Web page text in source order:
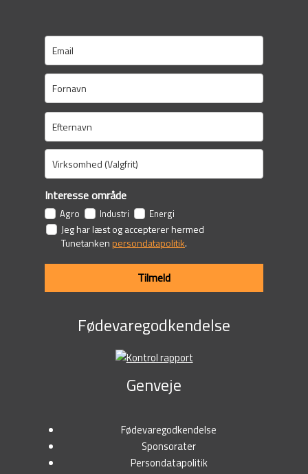
Interesse område
Agro Industri Energi
Jeg har læst og accepterer hermed
Tunetankenpersondatapolitik.
Tilmeld
Fødevaregodkendelse
Genveje
Fødevaregodkendelse
Sponsorater
Persondatapolitik